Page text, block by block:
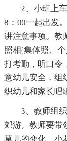
2、小班上
8：00一起出发
讲注意事项。教
照相(集体照、
打考勤，听口令
意幼儿安全，组
织幼儿和家长唱
3、教师组
郊游。教师要带
草儿的变化、小